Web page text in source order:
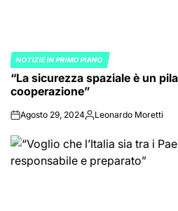
POSTED
IN
NOTIZIE IN PRIMO PIANO
“La sicurezza spaziale è un
cooperazione”
onAgosto 29, 2024Posted
Leonardo Moretti